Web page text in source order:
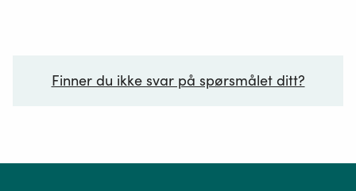
Endringsforordningen som utvidet
Finner du ikke svar på spørsmålet ditt?